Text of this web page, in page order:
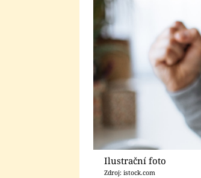
Ilustrační foto
Zdroj: istock.com